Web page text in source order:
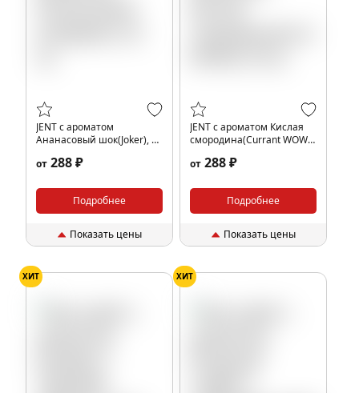
JENT с ароматом
Ананасовый шок(Joker), 25
от 288 ₽
Подробнее
Показать цены
JENT с ароматом Кислая
смородина(Currant WOW),
от 288 ₽
Подробнее
Показать цены
ХИТ ХИТ